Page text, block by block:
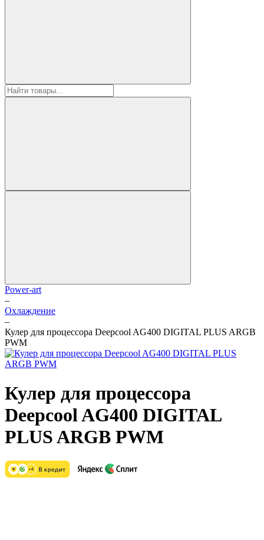
Power-art
–
Охлаждение
–
Кулер для процессора Deepcool AG400 DIGITAL PLUS ARGB
PWM
Кулер для процессора
Deepcool AG400 DIGITAL
PLUS ARGB PWM